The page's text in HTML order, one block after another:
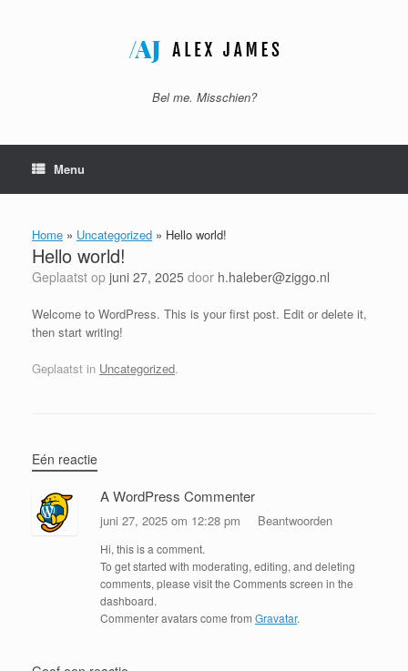
Bel me. Misschien?
Menu
Home » Uncategorized » Hello world!
Hello world!
Geplaatst op juni 27, 2025 door h.haleber@ziggo.nl
Welcome to WordPress. This is your first post. Edit or delete it,
then start writing!
Geplaatst in Uncategorized.
Eén reactie
A WordPress Commenter
juni 27, 2025 om 12:28 pm Beantwoorden
Hi, this is a comment.
To get started with moderating, editing, and deleting
comments, please visit the Comments screen in the
dashboard.
Commenter avatars come from Gravatar.